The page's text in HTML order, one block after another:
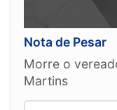
Nota de Pesar
Morre o
Martins